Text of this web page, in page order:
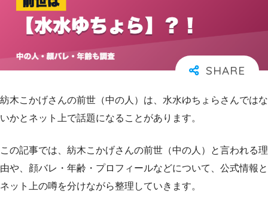
紡木こかげさんの前世（中の人）は、水水ゆちょらさんではな
いかとネット上で話題になることがあります。
この記事では、紡木こかげさんの前世（中の人）と言われる理
由や、顔バレ・年齢・プロフィールなどについて、公式情報と
ネット上の噂を分けながら整理していきます。